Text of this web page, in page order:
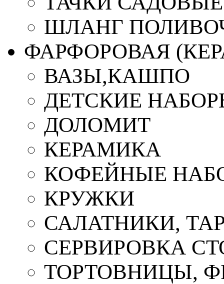
ШЛАНГ
ФАРФОРОВАЯ
ВАЗЫ,КАШПО
ДЕТСКИЕ
ДОЛОМИТ
КЕРАМИКА
КОФЕЙНЫЕ
КРУЖКИ
САЛАТНИКИ,
СЕРВИРОВКА
ТОРТОВНИЦЫ,